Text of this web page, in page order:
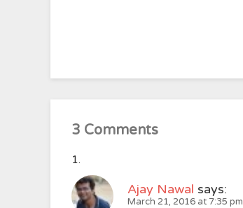
3 Comments
Ajay Nawal says:
March 21, 2016 at 7:35 pm